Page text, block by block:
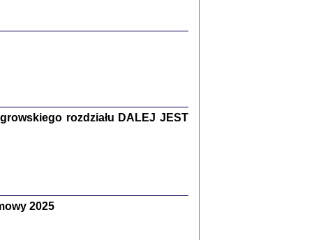
Warszawa 2019
rozdziału DALEJ JEST
2025